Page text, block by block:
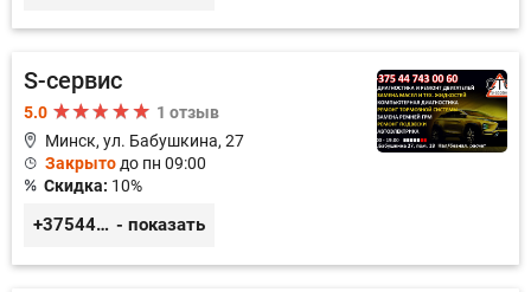
S-сервис
5.0
1 отзыв
Минск, ул. Бабушкина, 27
Закрыто до пн 09:00
Скидка: 10%
+375447430060 - показать